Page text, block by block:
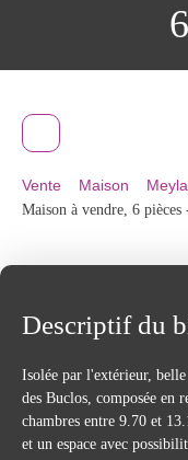
Vente Maison
Maison à vendre, 6
Descriptif du
Isolée par l'extérieur,
des Buclos, composée en
chambres entre 9.70 et
et un espace avec